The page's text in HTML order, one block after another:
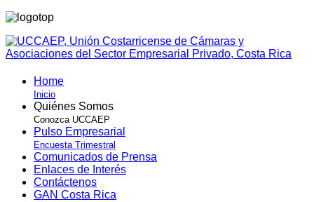
Home
Inicio
Quiénes Somos
Conozca UCCAEP
Pulso Empresarial
Encuesta Trimestral
Comunicados de Prensa
Enlaces de Interés
Contáctenos
GAN Costa Rica